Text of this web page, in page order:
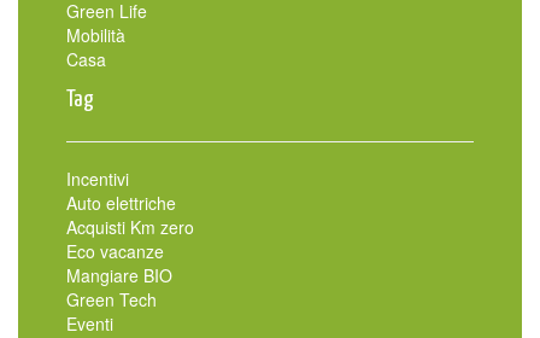
Green Life
Mobilità
Casa
Tag
Incentivi
Auto elettriche
Acquisti Km zero
Eco vacanze
Mangiare BIO
Green Tech
Eventi